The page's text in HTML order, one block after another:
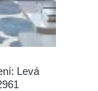
Levá